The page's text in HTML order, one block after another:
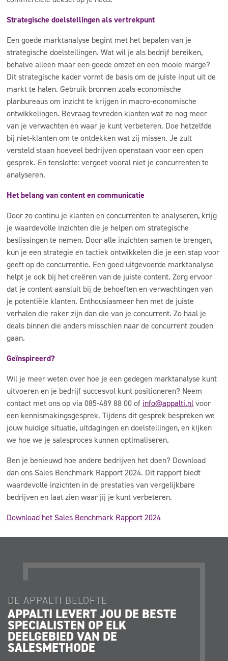
Strategische doelstellingen als vertrekpunt
Een goede marktanalyse begint met het bepalen van je
strategische doelstellingen. Wat wil je als bedrijf bereiken,
behalve alleen maar een goede omzet en een mooie marge?
Dit strategische kader vormt de basis om de juiste input uit de
markt te halen. Gebruik bronnen zoals economische
planbureaus om inzicht te krijgen in macro-economische
ontwikkelingen. Bevraag tevreden klanten wat ze nog meer
van je verwachten en waar je kunt verbeteren. Doe hetzelfde
bij niet-klanten om te ontdekken wat zij missen. Je zult
versteld staan hoeveel bedrijven openstaan voor een open
gesprek. En tenslotte: vergeet vooral niet je concurrenten te
analyseren.
Het belang van content en communicatie
Door zo continu je klanten en concurrenten te analyseren, krijg
je waardevolle inzichten die je helpen om strategische
beslissingen te nemen. Door alle inzichten samen te brengen,
kun je een strategie en tactiek ontwikkelen die je een stap voor
geeft op de concurrentie. Een goed uitgevoerde marktanalyse
helpt je ook bij het creëren van de juiste content. Zorg ervoor
dat je content aansluit bij de behoeften en verwachtingen van
je potentiële klanten. Enthousiasmeer hen met de juiste
verhalen die raker zijn dan die van je concurrent. Zo haal je
deals binnen die anders misschien naar de concurrent zouden
gaan.
Geïnspireerd?
Wil je meer weten over hoe je een gedegen marktanalyse kunt
uitvoeren en je bedrijf succesvol kunt positioneren? Neem
contact met ons op via 085-489 88 00 of info@appalti.nlvoor
een kennismakingsgesprek. Tijdens dit gesprek bespreken we
jouw huidige situatie, uitdagingen en doelstellingen, en kijken
we hoe we je salesproces kunnen optimaliseren.
Ben je benieuwd hoe andere bedrijven het doen? Download
dan ons Sales Benchmark Rapport 2024. Dit rapport biedt
waardevolle inzichten in de prestaties van vergelijkbare
bedrijven en laat zien waar jij je kunt verbeteren.
Download het Sales Benchmark Rapport 2024
DE APPALTI BELOFTE
APPALTI LEVERT JOU DE BESTE
SPECIALISTEN OP ELK
DEELGEBIED VAN DE
SALESMETHODE